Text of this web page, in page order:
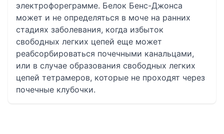
электрофореграмме. Белок Бенс-Джонса
может и не определяться в моче на ранних
стадиях заболевания, когда избыток
свободных легких цепей еще может
реабсорбироваться почечными канальцами,
или в случае образования свободных легких
цепей тетрамеров, которые не проходят через
почечные клубочки.